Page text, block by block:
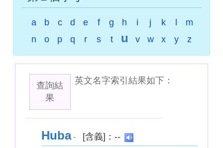
a b c d e f g h i j k
m
n
o p q r s t u v w x y z
查詢結
果
英文名字索引結果如下：
Huba- [含義]：--